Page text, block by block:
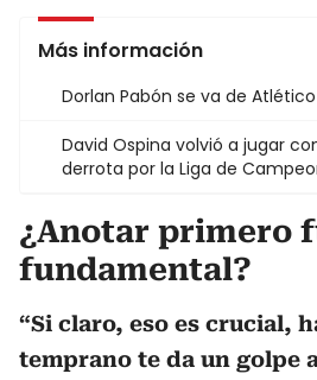
Más información
Dorlan Pabón se va de
David Ospina volvió a jugar
derrota por la Liga de
¿Anotar primero
fundamental?
“Si claro, eso es crucial,
temprano te da un golpe